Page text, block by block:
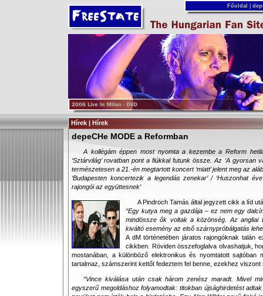
Főoldal
Hírek | Hírek
depeCHe MODE a Reformban
A kollégám éppen most nyomta a kezembe a Reform
‘Sztárvilág’ rovatban pont a fiúkkal futunk össze. Az ‘A gyorsan
természetesen a 21.-én megtartott koncert ‘miatt’ jelent meg az
‘Budapesten koncertezik a legendás zenekar’ / ‘Huszonhat
rajongói az együttesnek’
A Pindroch Tamás által jegyzett cikk a líd
“Egy kutya meg a gazdája – ez nem egy
mindössze ők voltak a közönség. Az angliai
kiváltó esemény az első szárnypróbálgatás
A dM történetében járatos rajongóknak talán
cikkben. Röviden összefoglalva olvashatjuk,
mostanában, a különböző elektronikus és nyomtatott sajtóban
tartalmaz, számszerint kettőt fedeztem fel benne, ezekhez
“Vince kiválása után csak három zenész maradt. Mivel
egyszerű megoldáshoz folyamodtak: titokban újsághirdetést